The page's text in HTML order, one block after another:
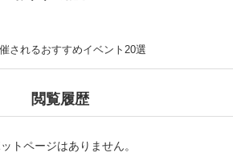
されるおすすめイベント20選
閲覧履歴
トページはありません。